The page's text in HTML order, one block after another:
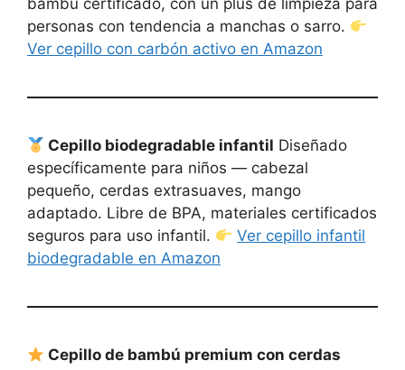
bambú certificado, con un plus de limpieza para
personas con tendencia a manchas o sarro.
Ver cepillo con carbón activo en Amazon
Cepillo biodegradable infantil Diseñado
específicamente para niños — cabezal
pequeño, cerdas extrasuaves, mango
adaptado. Libre de BPA, materiales certificados
seguros para uso infantil.
Ver cepillo infantil
biodegradable en Amazon
Cepillo de bambú premium con cerdas